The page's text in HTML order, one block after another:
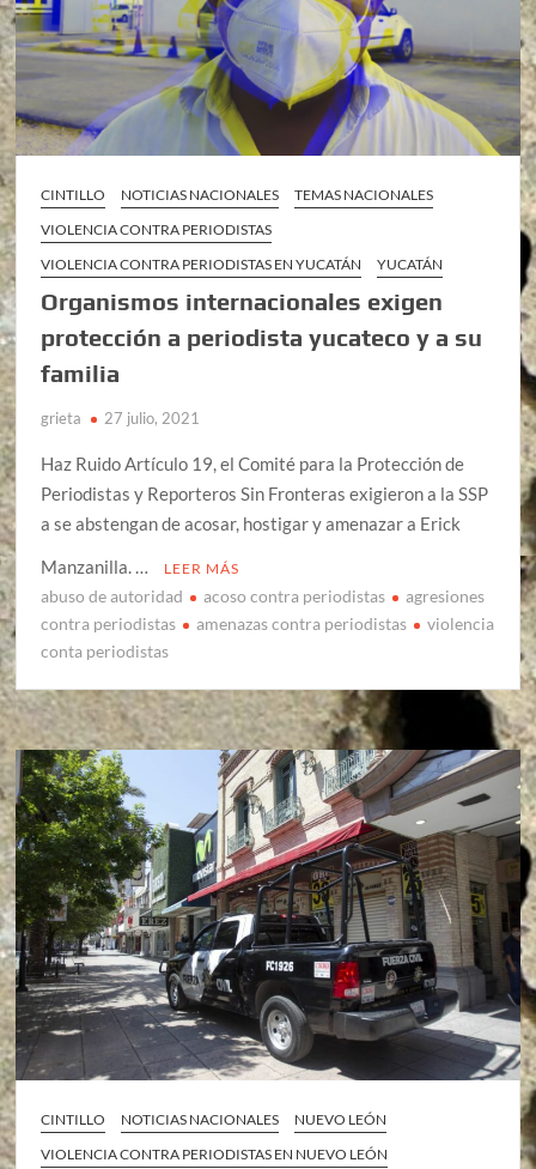
CINTILLO NOTICIAS NACIONALES
TEMAS NACIONALES
VIOLENCIA CONTRA PERIODISTAS
VIOLENCIA CONTRA PERIODISTAS EN YUCATÁN
YUCATÁN
Organismos internacionales exigen
protección a periodista yucateco y a su
familia
grieta 27 julio, 2021
Haz Ruido Artículo 19, el Comité para la Protección de
Periodistas y Reporteros Sin Fronteras exigieron a la SSP
a se abstengan de acosar, hostigar y amenazar a Erick
Manzanilla. …
LEER MÁS
abuso de autoridad acoso contra periodistas
agresiones
contra periodistas
amenazas contra periodistas
violencia
conta periodistas
CINTILLO NOTICIAS NACIONALES
NUEVO LEÓN
VIOLENCIA CONTRA PERIODISTAS EN NUEVO LEÓN